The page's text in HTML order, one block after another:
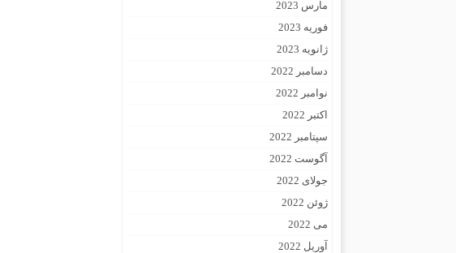
مارس 2023
فوریه 2023
ژانویه 2023
دسامبر 2022
نوامبر 2022
اکتبر 2022
سپتامبر 2022
آگوست 2022
جولای 2022
ژوئن 2022
می 2022
آوریل 2022